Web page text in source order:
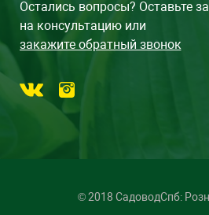
Остались вопросы? Оставьте
на консультацию или
закажите обратный звонок
© 2018 СадоводСпб: